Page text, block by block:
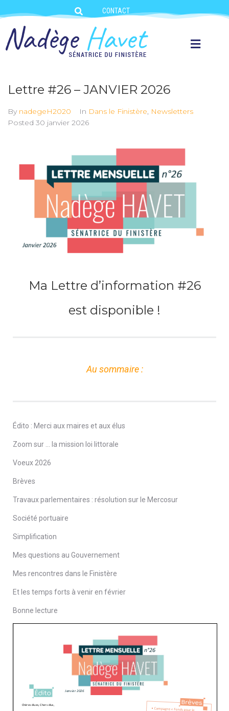
CONTACT
Lettre #26 – JANVIER 2026
By nadegeH2020 In Dans le Finistère, Newsletters
Posted 30 janvier 2026
Ma Lettre d’information #26
est disponible !
Au sommaire :
Édito : Merci aux maires et aux élus
Zoom sur … la mission loi littorale
Voeux 2026
Brèves
Travaux parlementaires : résolution sur le Mercosur
Société portuaire
Simplification
Mes questions au Gouvernement
Mes rencontres dans le Finistère
Et les temps forts à venir en février
Bonne lecture